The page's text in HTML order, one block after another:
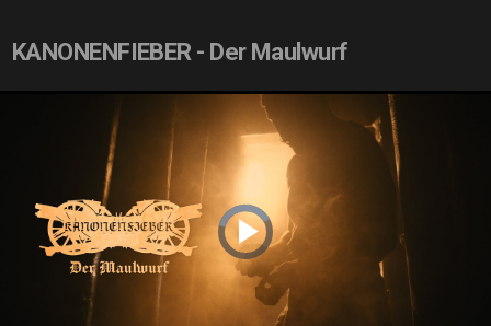
KANONENFIEBER - Der Maulwurf
Video
Player
is
loading.
Play